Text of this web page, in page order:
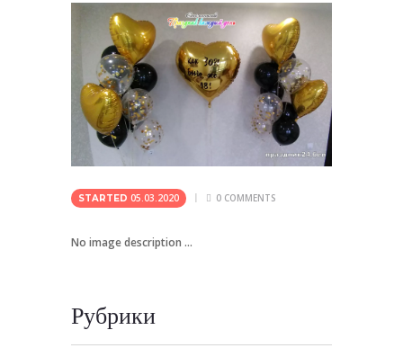
STARTED 05.03.2020 0COMMENTS
No image description ...
Рубрики